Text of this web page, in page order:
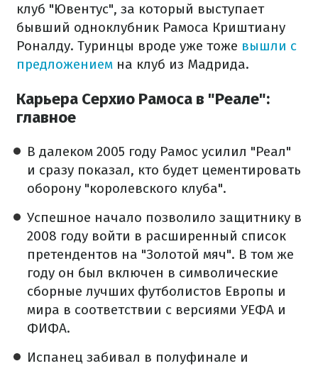
клуб "Ювентус", за который выступает
бывший одноклубник Рамоса Криштиану
Роналду. Туринцы вроде уже тоже вышли с
предложением на клуб из Мадрида.
Карьера Серхио Рамоса в "Реале":
главное
В далеком 2005 году Рамос усилил "Реал"
и сразу показал, кто будет цементировать
оборону "королевского клуба".
Успешное начало позволило защитнику в
2008 году войти в расширенный список
претендентов на "Золотой мяч". В том же
году он был включен в символические
сборные лучших футболистов Европы и
мира в соответствии с версиями УЕФА и
ФИФА.
Испанец забивал в полуфинале и